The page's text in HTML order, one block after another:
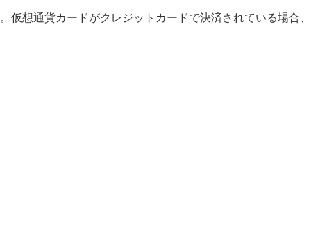
想通貨カードがクレジットカードで決済されている場合、